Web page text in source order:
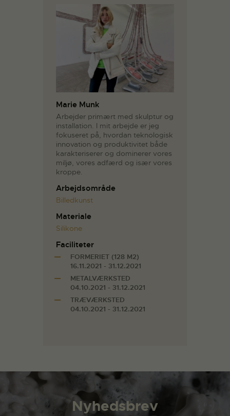
Marie Munk
Arbejder primært med skulptur og
installation. I mit arbejde er jeg
fokuseret på, hvordan teknologisk
innovation og produktivitet både
karakteriserer og dominerer vores
miljø, vores adfærd og især vores
kroppe.
Arbejdsområde
Billedkunst
Materiale
Silikone
Faciliteter
FORMERIET (128 M2)
16.11.2021 - 31.12.2021
METALVÆRKSTED
04.10.2021 - 31.12.2021
TRÆVÆRKSTED
04.10.2021 - 31.12.2021
Nyhedsbrev